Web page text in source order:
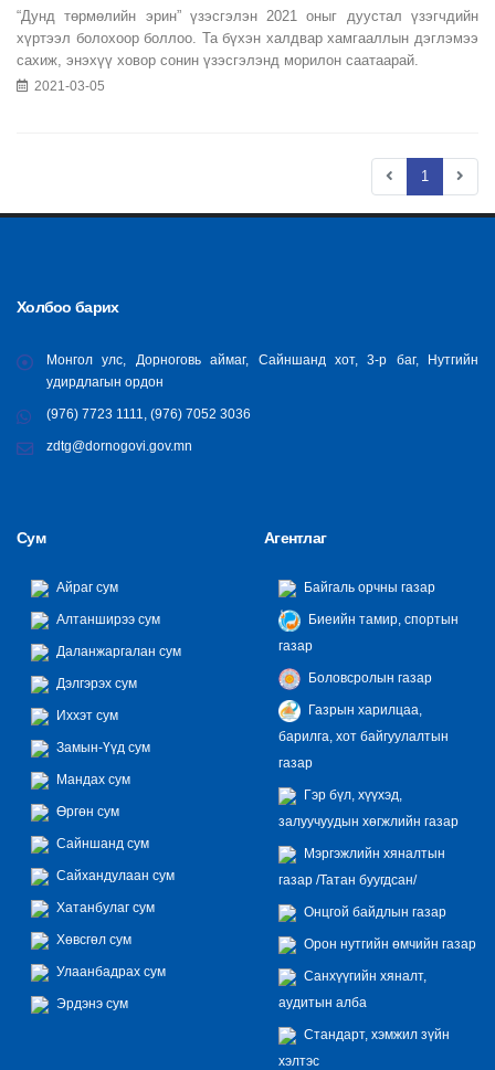
“Дунд төрмөлийн эрин” үзэсгэлэн 2021 оныг дуустал үзэгчдийн
хүртээл болохоор боллоо. Та бүхэн халдвар хамгааллын дэглэмээ
сахиж, энэхүү ховор сонин үзэсгэлэнд морилон саатаарай.
2021-03-05
1
Холбоо барих
Монгол улс, Дорноговь аймаг, Сайншанд хот, 3-р баг, Нутгийн
удирдлагын ордон
(976) 7723 1111, (976) 7052 3036
zdtg@dornogovi.gov.mn
Сум
Айраг сум
Алтанширээ сум
Даланжаргалан сум
Дэлгэрэх сум
Иххэт сум
Замын-Үүд сум
Мандах сум
Өргөн сум
Сайншанд сум
Сайхандулаан сум
Хатанбулаг сум
Хөвсгөл сум
Улаанбадрах сум
Эрдэнэ сум
Агентлаг
Байгаль орчны газар
Биеийн тамир, спортын
газар
Боловсролын газар
Газрын харилцаа,
барилга, хот байгуулалтын
газар
Гэр бүл, хүүхэд,
залуучуудын хөгжлийн газар
Мэргэжлийн хяналтын
газар /Татан буугдсан/
Онцгой байдлын газар
Орон нутгийн өмчийн газар
Санхүүгийн хяналт,
аудитын алба
Стандарт, хэмжил зүйн
хэлтэс